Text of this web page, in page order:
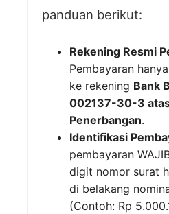
panduan berikut:
Rekening Resmi
Pembayaran
ke rekening Bank
002137-30-3 atas
Penerbangan.
Identifikasi
pembayaran
digit nomor surat
di belakang
(Contoh: Rp